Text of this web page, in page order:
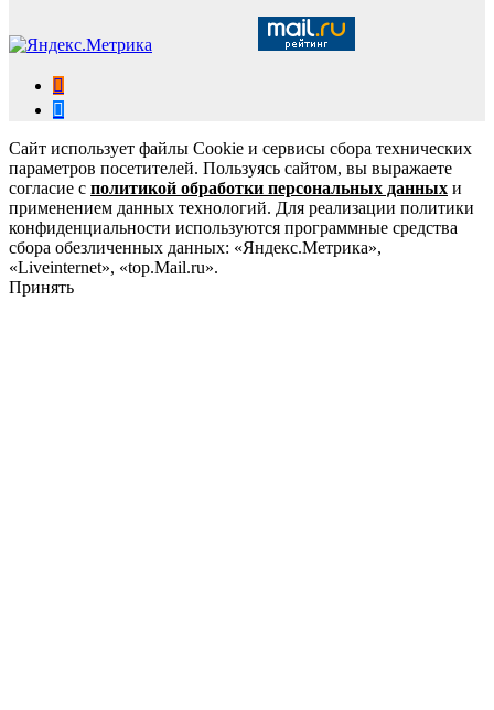
Сайт использует файлы Cookie и сервисы сбора технических
параметров посетителей. Пользуясь сайтом, вы выражаете
согласие с политикой обработки персональных данных и
применением данных технологий. Для реализации политики
конфиденциальности используются программные средства
сбора обезличенных данных: «Яндекс.Метрика»,
«Liveinternet», «top.Mail.ru».
Принять